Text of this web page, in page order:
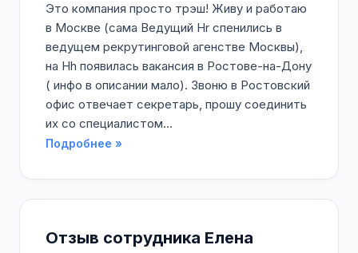
Это компания просто трэш! Живу и работаю
в Москве (сама Ведущий Hr cпенились в
ведущем рекрутинговой агенстве Москвы),
на Hh появилась вакансия в Ростове-на-Дону
( инфо в описании мало). Звоню в Ростовский
офис отвечает секретарь, прошу соединить
их со специалистом...
Подробнее »
Отзыв сотрудника Елена